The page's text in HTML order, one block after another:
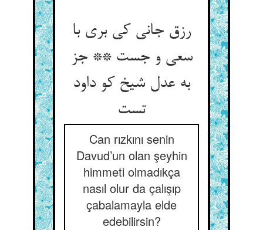
رزق جانی کی بری با
سعی و جست ** جز
به عدل شیخ کو داود
تست
Can rızkını senin
Davud’un olan şeyhin
himmeti olmadıkça
nasıl olur da çalışıp
çabalamayla elde
edebilirsin?